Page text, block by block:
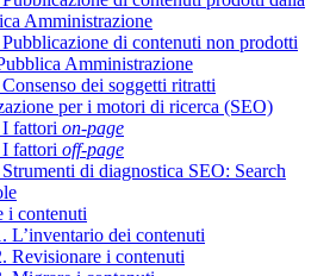
Amministrazione
di contenuti non prodotti
Amministrazione
dei soggetti ritratti
per i motori di ricerca (SEO)
fattori on-page
fattori off-page
di diagnostica SEO: Search
i contenuti
L’inventario dei contenuti
Revisionare i contenuti